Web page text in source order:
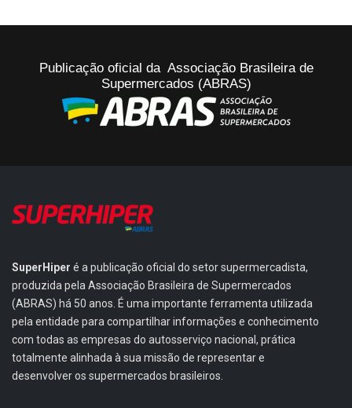
Publicação oficial da Associação Brasileira de
Supermercados (ABRAS)
SuperHiper é a publicação oficial do setor supermercadista,
produzida pela Associação Brasileira de Supermercados
(ABRAS) há 50 anos. É uma importante ferramenta utilizada
pela entidade para compartilhar informações e conhecimento
com todas as empresas do autosserviço nacional, prática
totalmente alinhada à sua missão de representar e
desenvolver os supermercados brasileiros.